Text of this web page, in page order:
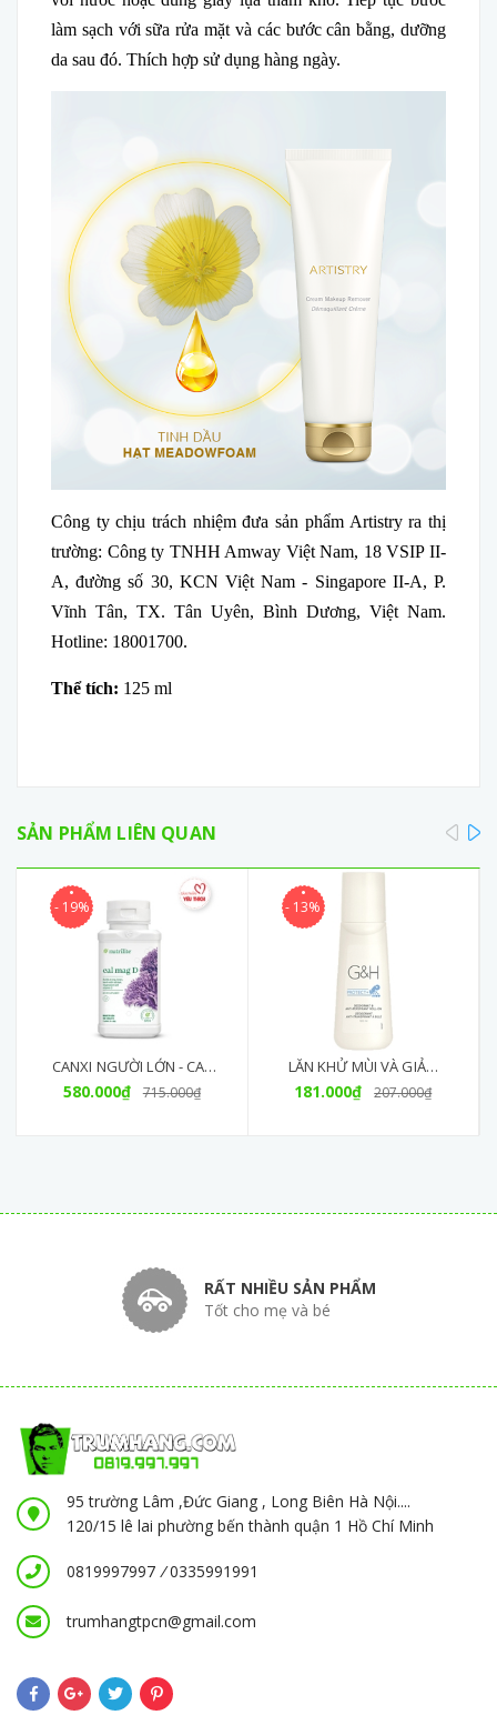
làm sạch với sữa rửa mặt và các bước cân bằng, dưỡng
da sau đó. Thích hợp sử dụng hàng ngày.
Công ty chịu trách nhiệm đưa sản phẩm Artistry ra thị
trường: Công ty TNHH Amway Việt Nam, 18 VSIP II-
A, đường số 30, KCN Việt Nam - Singapore II-A, P.
Vĩnh Tân, TX. Tân Uyên, Bình Dương, Việt Nam.
Hotline: 18001700.
Thể tích: 125 ml
SẢN PHẨM LIÊN QUAN
- 19%
CANXI NGƯỜI LỚN - CAL
MAG D 180 VIÊN (MỚI)
580.000₫ 715.000₫
- 13%
LĂN KHỬ MÙI VÀ GIẢM
TIẾT MỒ HÔI G&H
181.000₫ 207.000₫
RẤT NHIỀU SẢN PHẨM
Tốt cho mẹ và bé
95 trường Lâm ,Đức Giang , Long Biên Hà Nội....
120/15 lê lai phường bến thành quận 1 Hồ Chí Minh
0819997997 /0335991991
trumhangtpcn@gmail.com